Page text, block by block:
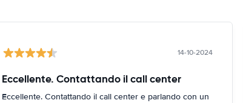
14-10-2024
Eccellente. Contattando il call center
Eccellente. Contattando il call center e parlando con un